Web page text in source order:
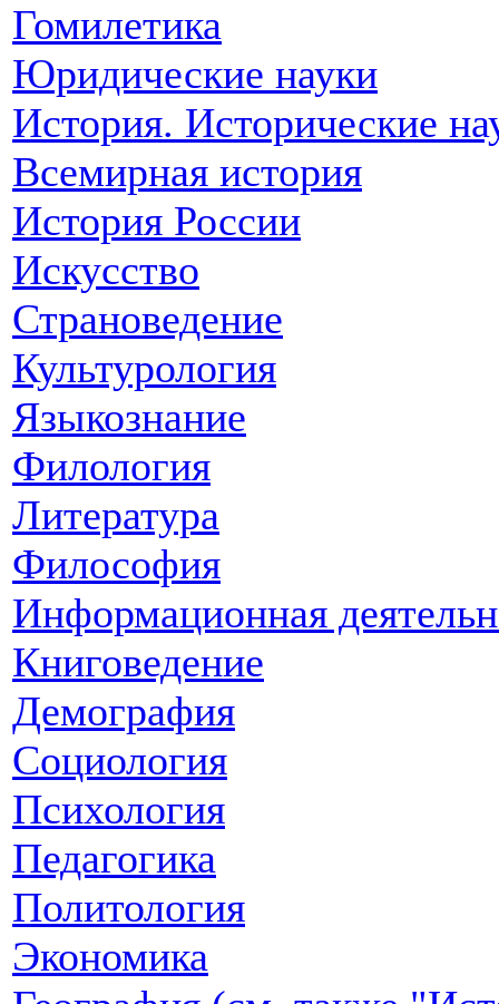
Гомилетика
Юридические науки
История. Исторические
Всемирная история
История России
Искусство
Страноведение
Культурология
Языкознание
Филология
Литература
Философия
Информационная
Книговедение
Демография
Социология
Психология
Педагогика
Политология
Экономика